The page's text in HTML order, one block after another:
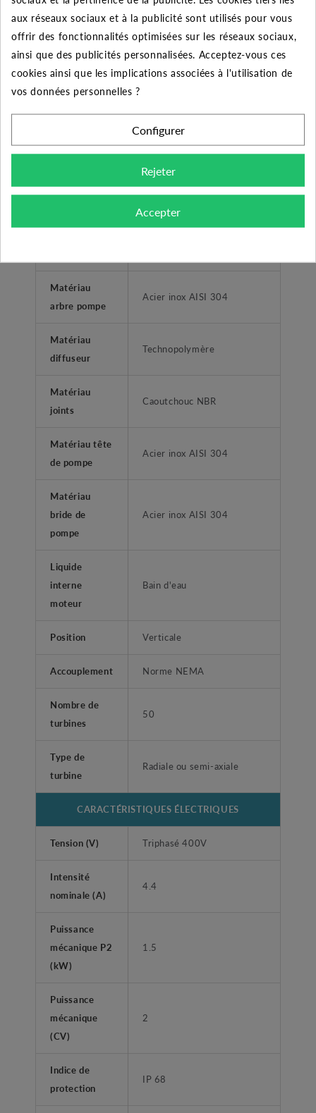
démarrage
Clapet anti-
retour intégré
OUI
CONSTRUCTION POMPE
principal
Inox / Technopolymère
Matériau
Acier inox AISI 304
Matériau
arbre pompe
Acier inox AISI 304
Matériau
diffuseur
Technopolymère
Matériau
joints
Caoutchouc NBR
Matériau tête
de pompe
Acier inox AISI 304
Matériau
bride de
pompe
Acier inox AISI 304
Liquide
interne
moteur
Bain d'eau
Position Verticale
Accouplement Norme NEMA
Nombre de
turbines
50
Type de
turbine
Radiale ou semi-axiale
CARACTÉRISTIQUES ÉLECTRIQUES
Tension (V) Triphasé 400V
Intensité
nominale (A)
4.4
Puissance
mécanique P2
(kW)
1.5
Puissance
mécanique
(CV)
2
Indice de
protection
IP 68
aux réseaux sociaux et à la publicité sont utilisés pour vous
offrir des fonctionnalités optimisées sur les réseaux sociaux,
ainsi que des publicités personnalisées. Acceptez-vous ces
cookies ainsi que les implications associées à l'utilisation de
vos données personnelles ?
Configurer
Rejeter
Accepter